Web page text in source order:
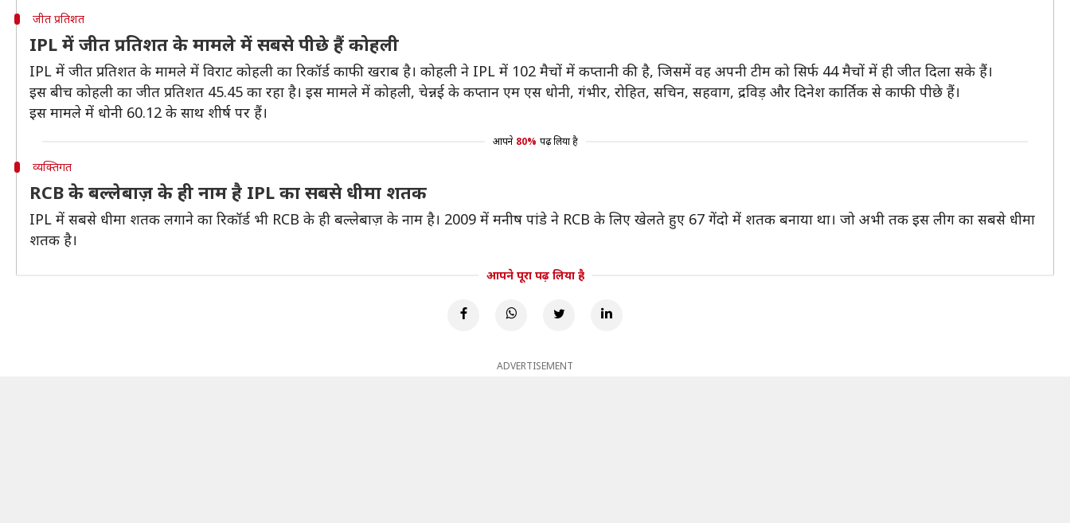
जीत प्रतिशत
IPL में जीत प्रतिशत के मामले में सबसे पीछे हैं कोहली
IPL में जीत प्रतिशत के मामले में विराट कोहली का रिकॉर्ड काफी खराब है। कोहली ने IPL में 102 मैचों में कप्तानी की है, जिसमें वह अपनी टीम को सिर्फ 44 मैचों में ही जीत दिला सके हैं।
इस बीच कोहली का जीत प्रतिशत 45.45 का रहा है। इस मामले में कोहली, चेन्नई के कप्तान एम एस धोनी, गंभीर, रोहित, सचिन, सहवाग, द्रविड़ और दिनेश कार्तिक से काफी पीछे हैं।
इस मामले में धोनी 60.12 के साथ शीर्ष पर हैं।
आपने 80% पढ़ लिया है
व्यक्तिगत
RCB के बल्लेबाज़ के ही नाम है IPL का सबसे धीमा शतक
IPL में सबसे धीमा शतक लगाने का रिकॉर्ड भी RCB के ही बल्लेबाज़ के नाम है। 2009 में मनीष पांडे ने RCB के लिए खेलते हुए 67 गेंदो में शतक बनाया था। जो अभी तक इस लीग का सबसे धीमा
शतक है।
आपने पूरा पढ़ लिया है
ADVERTISEMENT